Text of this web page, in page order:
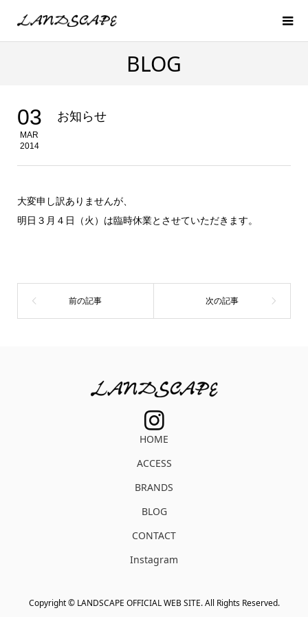
BLOG
03
MAR
2014
お知らせ
大変申し訳ありませんが、
明日３月４日（火）は臨時休業とさせていただきます。
HOME
ACCESS
BRANDS
BLOG
CONTACT
Instagram
Copyright ©LANDSCAPE OFFICIAL WEB SITE. All Rights Reserved.